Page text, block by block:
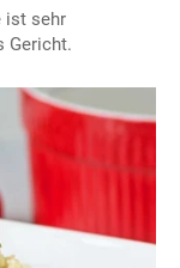
ist sehr
Gericht.